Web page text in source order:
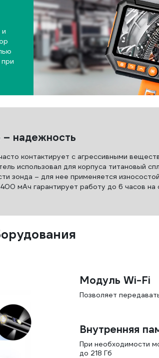
– надежность
контактирует с агрессивными
использовал для корпуса титановый
зонда – для нее применяется
мАч гарантирует работу до 6 часов на
Модуль Wi-Fi
Позволяет
Внутренняя
При необходимости
до 218 Гб